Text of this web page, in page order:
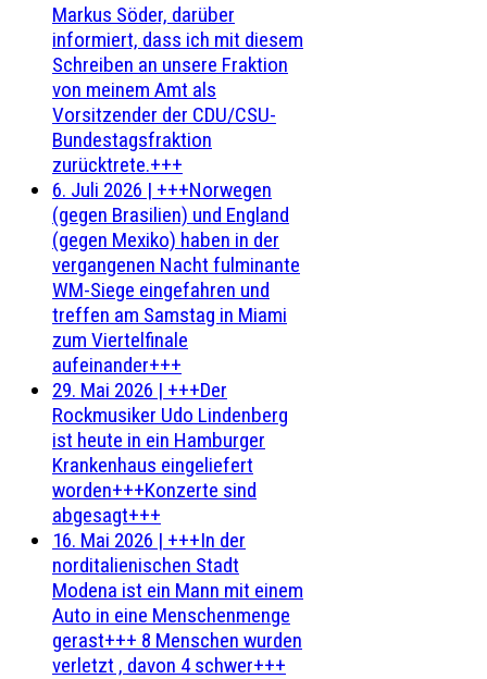
Markus Söder, darüber
informiert, dass ich mit diesem
Schreiben an unsere Fraktion
von meinem Amt als
Vorsitzender der CDU/CSU-
Bundestagsfraktion
zurücktrete.+++
6. Juli 2026 | +++Norwegen
(gegen Brasilien) und England
(gegen Mexiko) haben in der
vergangenen Nacht fulminante
WM-Siege eingefahren und
treffen am Samstag in Miami
zum Viertelfinale
aufeinander+++
29. Mai 2026 | +++Der
Rockmusiker Udo Lindenberg
ist heute in ein Hamburger
Krankenhaus eingeliefert
worden+++Konzerte sind
abgesagt+++
16. Mai 2026 | +++In der
norditalienischen Stadt
Modena ist ein Mann mit einem
Auto in eine Menschenmenge
gerast+++ 8 Menschen wurden
verletzt , davon 4 schwer+++